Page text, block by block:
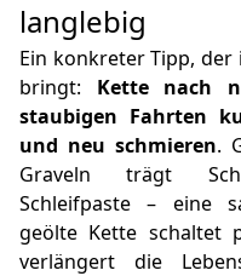
langlebig
Ein konkreter Tipp, der
bringt: Kette nach
staubigen Fahrten
und neu schmieren.
Graveln trägt
Schleifpaste – eine
geölte Kette schaltet
verlängert die